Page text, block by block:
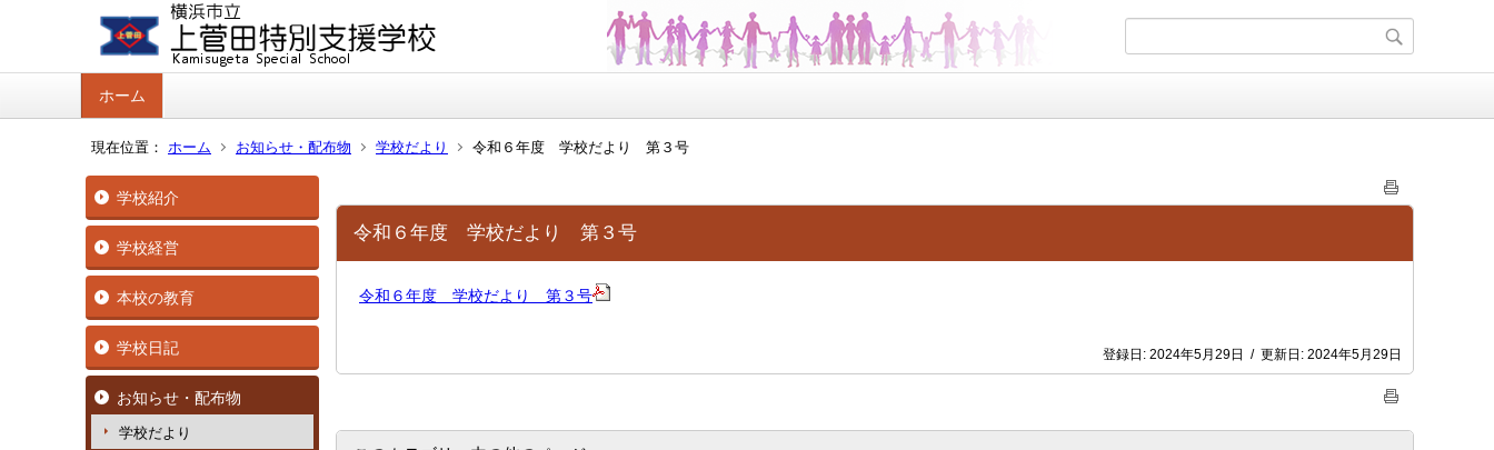
ホーム
現在位置： ホーム お知らせ・配布物 学校だより 令和６年度 学校だより 第３号
学校紹介
学校経営
本校の教育
学校日記
お知らせ・配布物
学校だより
令和６年度 学校だより 第３号
令和６年度 学校だより 第３号
登録日: 2024年5月29日 / 更新日: 2024年5月29日